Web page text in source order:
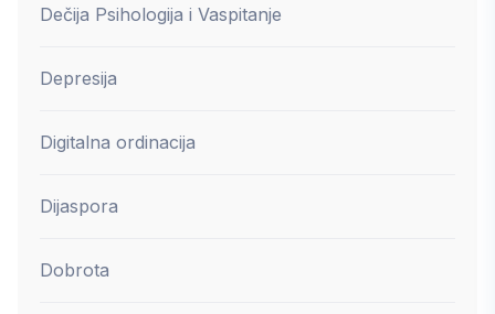
Dečija Psihologija i Vaspitanje
Depresija
Digitalna ordinacija
Dijaspora
Dobrota